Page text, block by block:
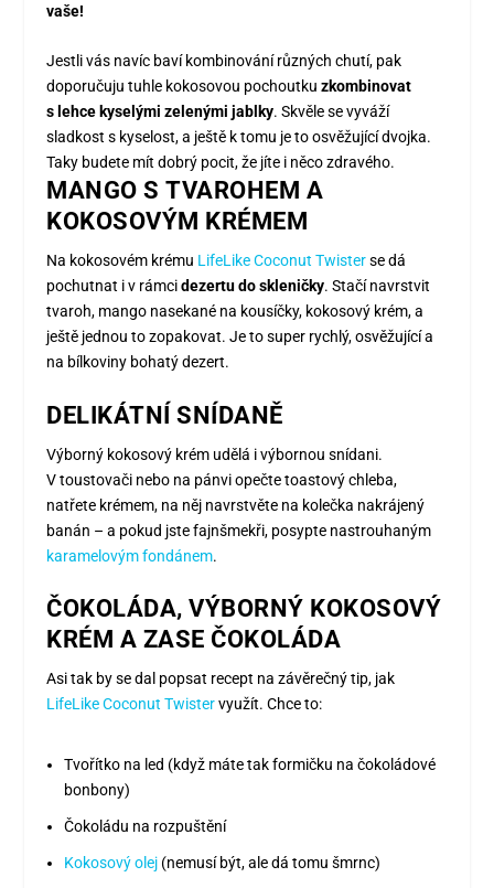
vaše!
Jestli vás navíc baví kombinování různých chutí, pak
doporučuju tuhle kokosovou pochoutkuzkombinovat
s lehce kyselými zelenými jablky. Skvěle se vyváží
sladkost s kyselost, a ještě k tomu je to osvěžující dvojka.
Taky budete mít dobrý pocit, že jíte i něco zdravého.
MANGO S TVAROHEM A
KOKOSOVÝM KRÉMEM
Na kokosovém krému LifeLike Coconut Twisterse dá
pochutnat i v rámcidezertu do skleničky. Stačí navrstvit
tvaroh, mango nasekané na kousíčky, kokosový krém, a
ještě jednou to zopakovat. Je to super rychlý, osvěžující a
na bílkoviny bohatý dezert.
DELIKÁTNÍ SNÍDANĚ
Výborný kokosový krém udělá i výbornou snídani.
V toustovači nebo na pánvi opečte toastový chleba,
natřete krémem, na něj navrstvěte na kolečka nakrájený
banán – a pokud jste fajnšmekři, posypte nastrouhaným
karamelovým fondánem.
ČOKOLÁDA, VÝBORNÝ KOKOSOVÝ
KRÉM A ZASE ČOKOLÁDA
Asi tak by se dal popsat recept na závěrečný tip, jak
LifeLike Coconut Twistervyužít. Chce to:
Tvořítko na led (když máte tak formičku na čokoládové
bonbony)
Čokoládu na rozpuštění
Kokosový olej (nemusí být, ale dá tomu šmrnc)